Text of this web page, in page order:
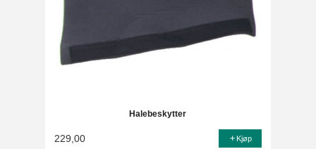
Halebeskytter
229,00 Kjøp